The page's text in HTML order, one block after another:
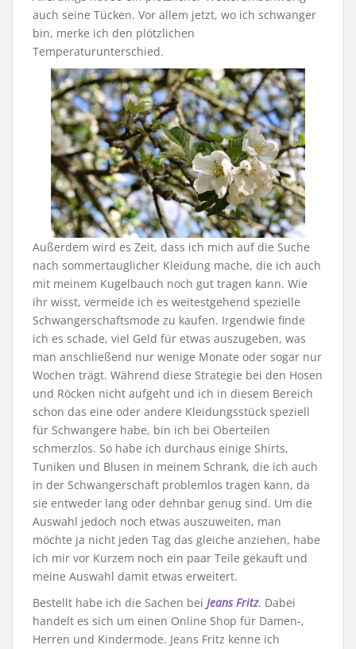
auch seine Tücken. Vor allem jetzt, wo ich schwanger
bin, merke ich den plötzlichen
Temperaturunterschied.
Außerdem wird es Zeit, dass ich mich auf die Suche
nach sommertauglicher Kleidung mache, die ich auch
mit meinem Kugelbauch noch gut tragen kann. Wie
ihr wisst, vermeide ich es weitestgehend spezielle
Schwangerschaftsmode zu kaufen. Irgendwie finde
ich es schade, viel Geld für etwas auszugeben, was
man anschließend nur wenige Monate oder sogar nur
Wochen trägt. Während diese Strategie bei den Hosen
und Röcken nicht aufgeht und ich in diesem Bereich
schon das eine oder andere Kleidungsstück speziell
für Schwangere habe, bin ich bei Oberteilen
schmerzlos. So habe ich durchaus einige Shirts,
Tuniken und Blusen in meinem Schrank, die ich auch
in der Schwangerschaft problemlos tragen kann, da
sie entweder lang oder dehnbar genug sind. Um die
Auswahl jedoch noch etwas auszuweiten, man
möchte ja nicht jeden Tag das gleiche anziehen, habe
ich mir vor Kurzem noch ein paar Teile gekauft und
meine Auswahl damit etwas erweitert.
Bestellt habe ich die Sachen bei Jeans Fritz. Dabei
handelt es sich um einen Online Shop für Damen-,
Herren und Kindermode. Jeans Fritz kenne ich